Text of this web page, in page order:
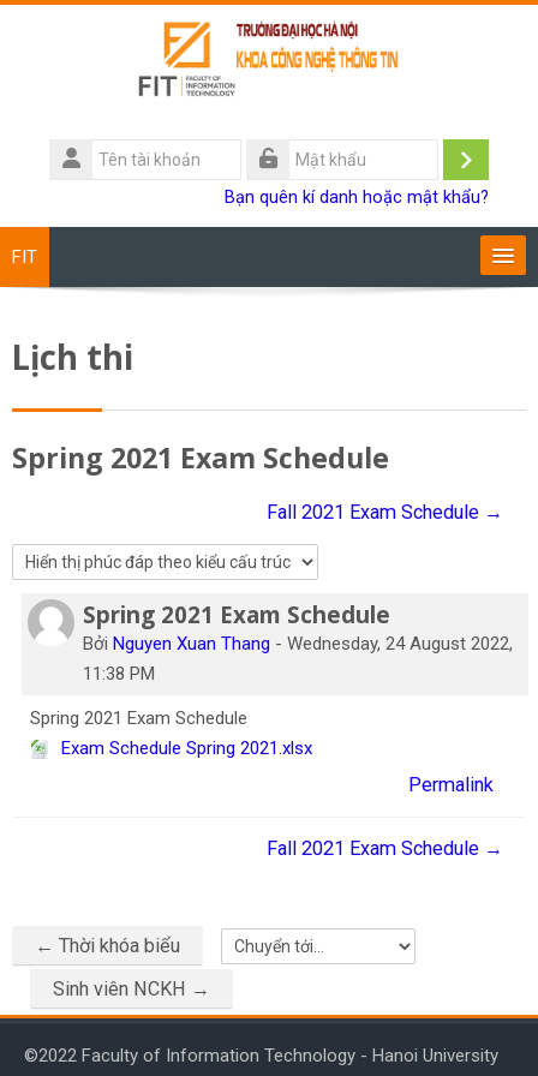
Tên
tài
Đăng
Bạn quên kí danh hoặc mật khẩu?
FIT
Giảng viên
Sinh viên
Tiếng Việt
Tìm
kiếm
khoá
Gửi
Lịch thi
Spring 2021 Exam Schedule
Fall 2021 Exam Schedule →
Spring 2021 Exam Schedule
BởiNguyen Xuan Thang -Wednesday, 24 August 2022,
11:38 PM
Số lượng các câu trả lời: 0
Spring 2021 Exam Schedule
Exam Schedule Spring 2021.xlsx
Permalink
Fall 2021 Exam Schedule →
← Thời khóa biểu Chuyển tới...
Sinh viên NCKH →
©2022 Faculty of Information Technology - Hanoi University